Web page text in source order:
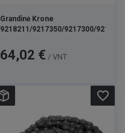
Grandinė Krone
9218211/9217350/9217300/9217220
Kaina
64,02 € / VNT
favorite_border